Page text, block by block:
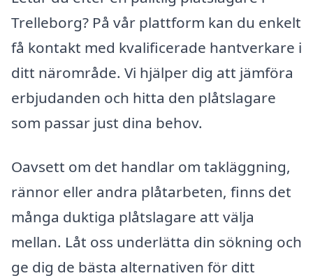
Trelleborg? På vår plattform kan du enkelt
få kontakt med kvalificerade hantverkare i
ditt närområde. Vi hjälper dig att jämföra
erbjudanden och hitta den plåtslagare
som passar just dina behov.
Oavsett om det handlar om takläggning,
rännor eller andra plåtarbeten, finns det
många duktiga plåtslagare att välja
mellan. Låt oss underlätta din sökning och
ge dig de bästa alternativen för ditt